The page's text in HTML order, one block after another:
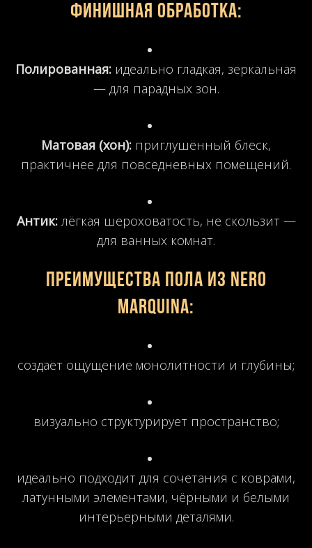
Финишная обработка:
Полированная: идеально гладкая, зеркальная
— для парадных зон.
Матовая (хон): приглушённый блеск,
практичнее для повседневных помещений.
Антик:лёгкая шероховатость, не скользит —
для ванных комнат.
Преимущества пола из Nero
Marquina:
создаёт ощущение монолитности и глубины;
визуально структурирует пространство;
идеально подходит для сочетания с коврами,
латунными элементами, чёрными и белыми
интерьерными деталями.